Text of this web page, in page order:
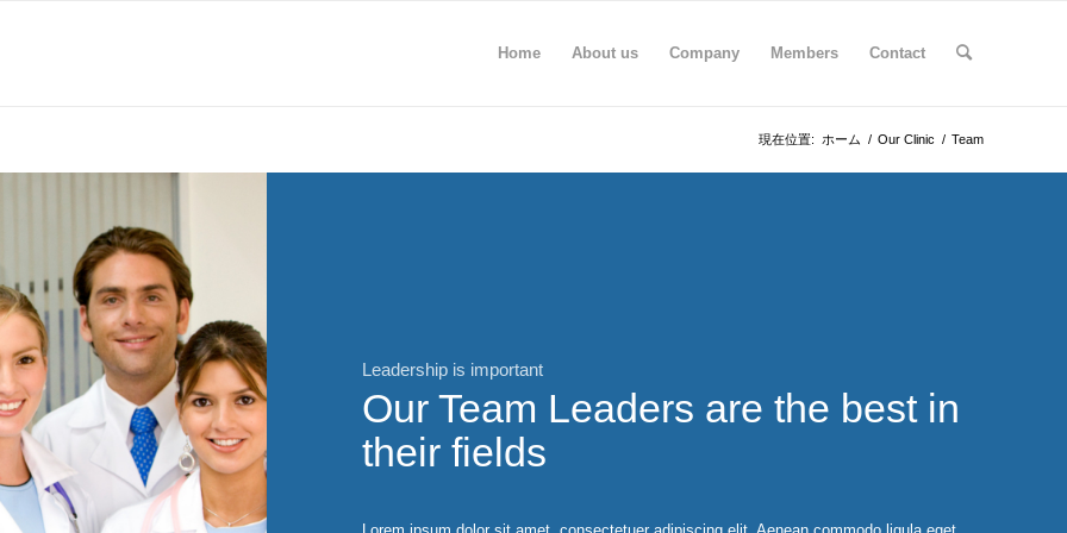
Home About us Company Members Contact
現在位置: ホーム / Our Clinic / Team
Leadership is important
Our Team Leaders are the best in
their fields